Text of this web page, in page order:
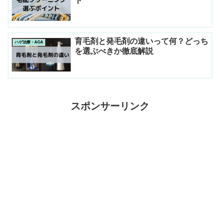
ハゲ治療・AGA
育毛剤と発毛剤の違いって何？どっち
を選ぶべきか徹底解説
スポンサーリンク